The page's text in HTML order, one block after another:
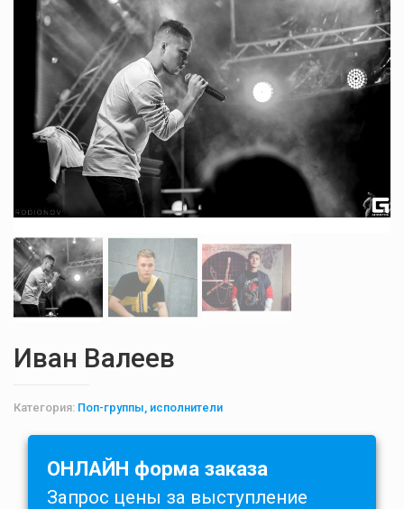
Иван Валеев
Категория: Поп-группы, исполнители
ОНЛАЙН форма заказа
Запрос цены за выступление